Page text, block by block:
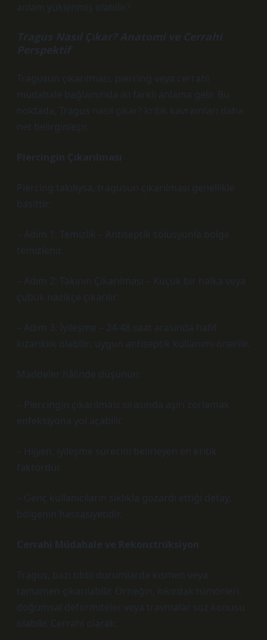
anlam yüklenmiş olabilir?
Tragus Nasıl Çıkar? Anatomi ve Cerrahi
Perspektif
Tragusun çıkarılması, piercing veya cerrahi
müdahale bağlamında iki farklı anlama gelir. Bu
noktada, Tragus nasıl çıkar? kritik kavramları daha
net belirginleşir.
Piercingin Çıkarılması
Piercing takılıysa, tragusun çıkarılması genellikle
basittir:
– Adım 1: Temizlik – Antiseptik solüsyonla bölge
temizlenir.
– Adım 2: Takının Çıkarılması – Küçük bir halka veya
çubuk nazikçe çıkarılır.
– Adım 3: İyileşme – 24-48 saat arasında hafif
kızarıklık olabilir; uygun antiseptik kullanımı önerilir.
Maddeler hâlinde düşünün:
– Piercingin çıkarılması sırasında aşırı zorlamak
enfeksiyona yol açabilir.
– Hijyen, iyileşme sürecini belirleyen en kritik
faktördür.
– Genç kullanıcıların sıklıkla gözardı ettiği detay,
bölgenin hassasiyetidir.
Cerrahi Müdahale ve Rekonstrüksiyon
Tragus, bazı tıbbi durumlarda kısmen veya
tamamen çıkarılabilir. Örneğin, kıkırdak tümörleri,
doğumsal deformiteler veya travmalar söz konusu
olabilir. Cerrahi olarak: